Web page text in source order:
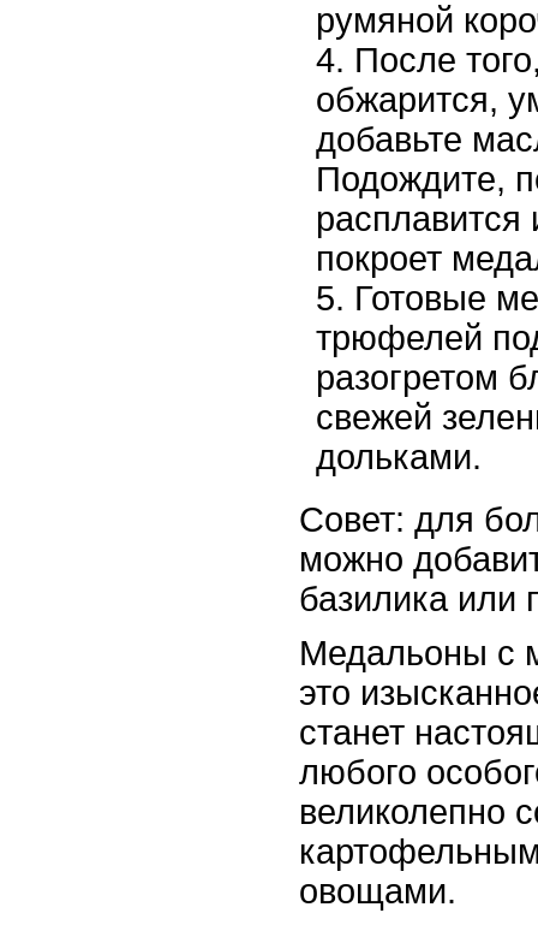
румяной
После
обжарится,
добавьте
Подождите,
покроет
Готовые
трюфелей
разогретом
свежей
дольками.
Совет: для
можно
базилика или
Медальоны с
это
станет
любого
великолепно
овощами.